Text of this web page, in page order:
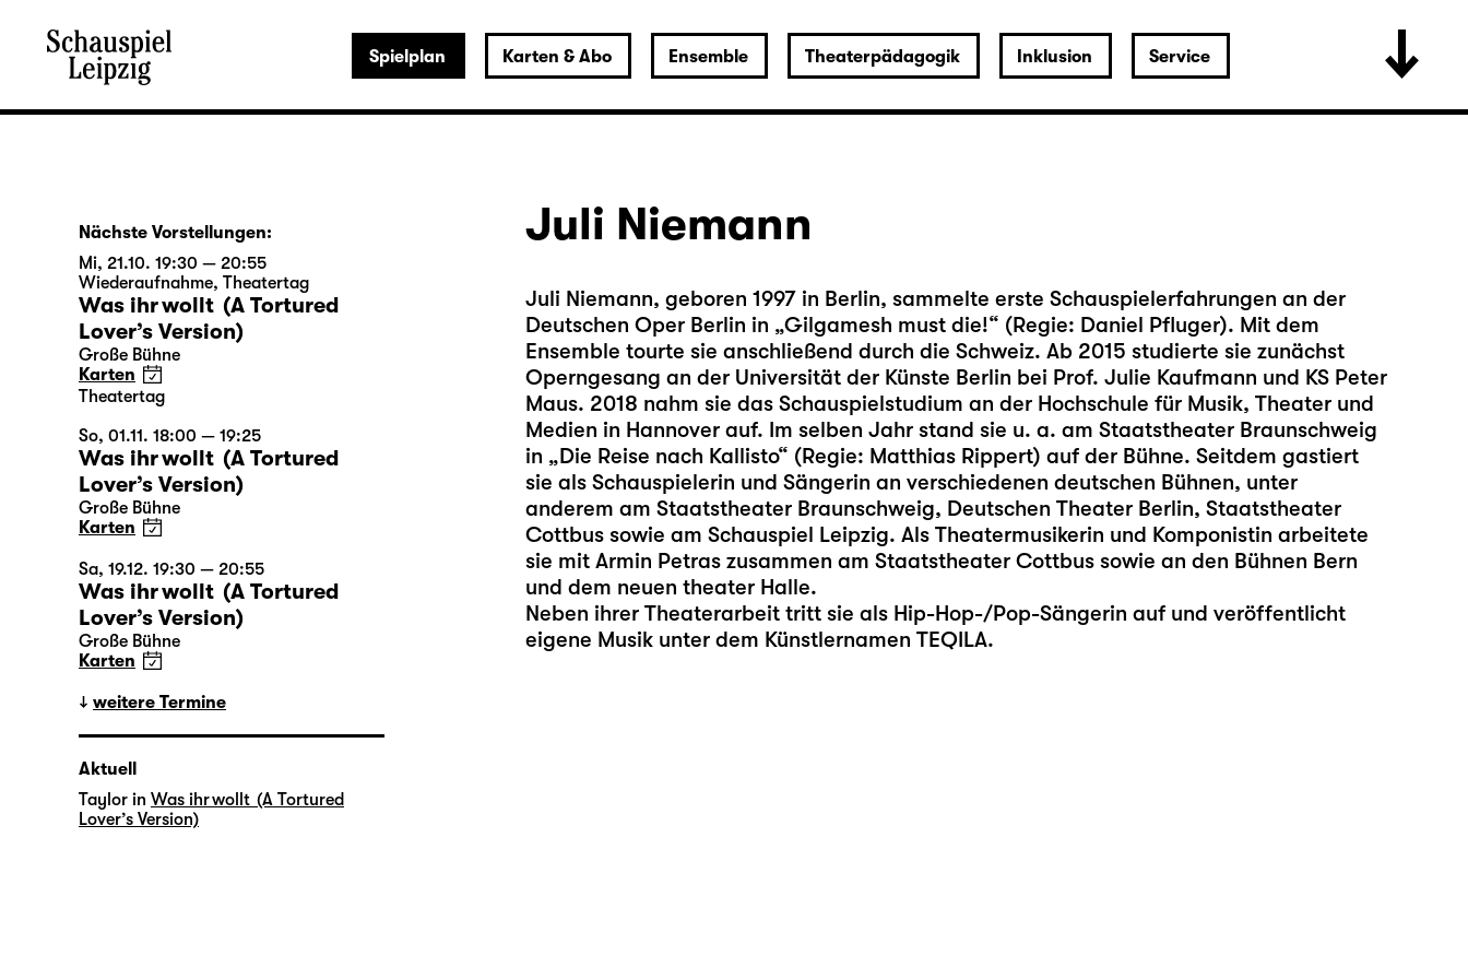
Spielplan Karten & Abo Ensemble Theaterpädagogik Inklusion Service
Juli Niemann
Juli Niemann, geboren 1997 in Berlin, sammelte erste Schauspielerfahrungen an der
Deutschen Oper Berlin in „Gilgamesh must die!“ (Regie: Daniel Pfluger). Mit dem
Ensemble tourte sie anschließend durch die Schweiz. Ab 2015 studierte sie zunächst
Operngesang an der Universität der Künste Berlin bei Prof. Julie Kaufmann und KS Peter
Maus. 2018 nahm sie das Schauspielstudium an der Hochschule für Musik, Theater und
Medien in Hannover auf. Im selben Jahr stand sie u. a. am Staatstheater Braunschweig
in „Die Reise nach Kallisto“ (Regie: Matthias Rippert) auf der Bühne. Seitdem gastiert
sie als Schauspielerin und Sängerin an verschiedenen deutschen Bühnen, unter
anderem am Staatstheater Braunschweig, Deutschen Theater Berlin, Staatstheater
Cottbus sowie am Schauspiel Leipzig. Als Theatermusikerin und Komponistin arbeitete
sie mit Armin Petras zusammen am Staatstheater Cottbus sowie an den Bühnen Bern
und dem neuen theater Halle.
Neben ihrer Theaterarbeit tritt sie als Hip-Hop-/Pop-Sängerin auf und veröffentlicht
eigene Musik unter dem Künstlernamen TEQILA.
Nächste Vorstellungen:
Mi, 21.10. 19:30 — 20:55
Wiederaufnahme, Theatertag
Was ihr wollt (A Tortured
Lover’s Version)
Große Bühne
Karten
Theatertag
So, 01.11. 18:00 — 19:25
Was ihr wollt (A Tortured
Lover’s Version)
Große Bühne
Karten
Sa, 19.12. 19:30 — 20:55
Was ihr wollt (A Tortured
Lover’s Version)
Große Bühne
Karten
weitere Termine
Aktuell
Taylor in Was ihr wollt (A Tortured
Lover’s Version)